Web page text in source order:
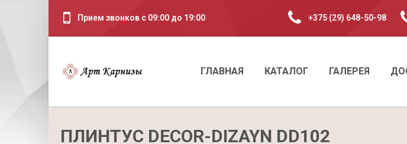
Прием звонков с 09:00 до 19:00 +375 (29) 648-50-98
ГЛАВНАЯ КАТАЛОГ ГАЛЕРЕЯ
ПЛИНТУС DECOR-DIZAYN DD102